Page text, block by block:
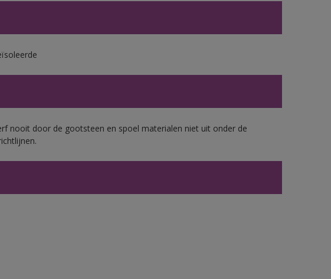
nooit door de gootsteen en spoel materialen niet uit onder de